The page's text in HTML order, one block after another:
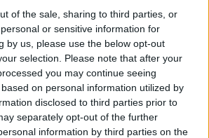
of the sale, sharing to third parties, or
or sensitive information for
by us, please use the below opt-out
selection. Please note that after your
you may continue seeing
on personal information utilized by
disclosed to third parties prior to
separately opt-out of the further
information by third parties on the
mig ännu mer taggad på den här
själv som spelare:
tävlingsinriktad och energisk spelare.
min skridskoåkning och mitt skott
målchanser, både för mig själv